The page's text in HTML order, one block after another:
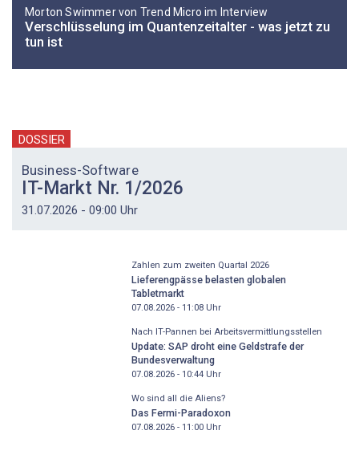
Morton Swimmer von Trend Micro im Interview
Verschlüsselung im Quantenzeitalter - was jetzt zu
tun ist
DOSSIER
Business-Software
IT-Markt Nr. 1/2026
31.07.2026 - 09:00 Uhr
Zahlen zum zweiten Quartal 2026
Lieferengpässe belasten globalen
Tabletmarkt
07.08.2026 - 11:08Uhr
Nach IT-Pannen bei Arbeitsvermittlungsstellen
Update: SAP droht eine Geldstrafe der
Bundesverwaltung
07.08.2026 - 10:44Uhr
Wo sind all die Aliens?
Das Fermi-Paradoxon
07.08.2026 - 11:00Uhr